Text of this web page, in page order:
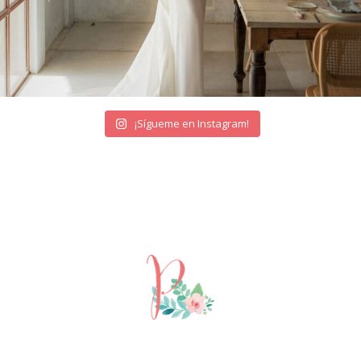
¡Sígueme en Instagram!